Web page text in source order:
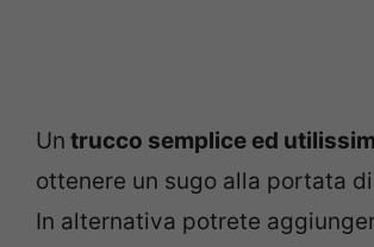
Un trucco semplice ed
ottenere un sugo alla portata
In alternativa potrete